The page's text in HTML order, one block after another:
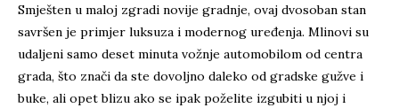
Smješten u maloj zgradi novije gradnje, ovaj dvosoban stan
savršen je primjer luksuza i modernog uređenja. Mlinovi su
udaljeni samo deset minuta vožnje automobilom od centra
grada, što znači da ste dovoljno daleko od gradske gužve i
buke, ali opet blizu ako se ipak poželite izgubiti u njoj i